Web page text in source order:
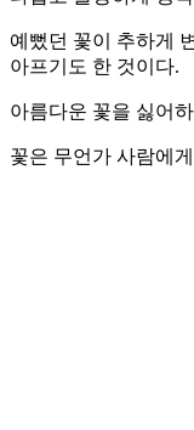
예뻤던 꽃이 추하게
아프기도 한 것이다.
아름다운 꽃을 싫어
꽃은 무언가 사람에